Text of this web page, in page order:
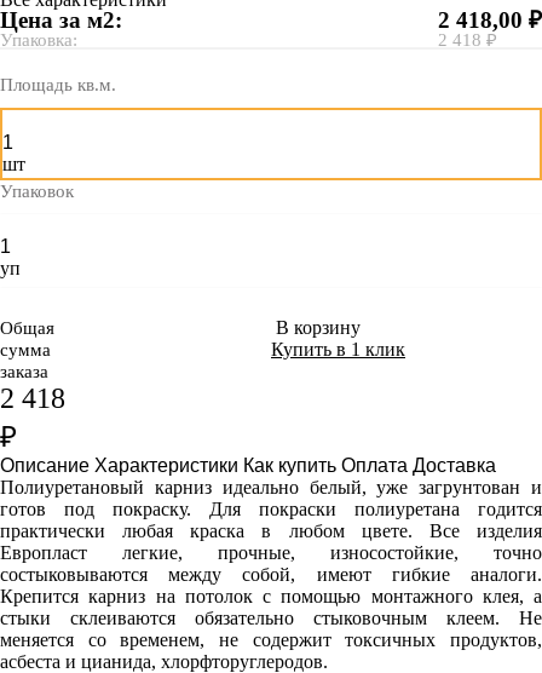
Цена за м2:
Упаковка:
2 418,00 ₽
2 418 ₽
Площадь кв.м.
шт
Упаковок
уп
Общая
сумма
заказа
2 418
₽
В корзину
Купить в 1 клик
Описание Характеристики Как купить Оплата Доставка
Полиуретановый карниз идеально белый, уже загрунтован и
готов под покраску. Для покраски полиуретана годится
практически любая краска в любом цвете. Все изделия
Европласт легкие, прочные, износостойкие, точно
состыковываются между собой, имеют гибкие аналоги.
Крепится карниз на потолок с помощью монтажного клея, а
стыки склеиваются обязательно стыковочным клеем. Не
меняется со временем, не содержит токсичных продуктов,
асбеста и цианида, хлорфторуглеродов.